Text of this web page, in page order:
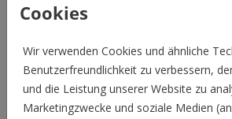
Cookies
Wir verwenden Cookies und ähnliche
Benutzerfreundlichkeit zu verbessern,
und die Leistung unserer Website zu
Marketingzwecke und soziale Medien